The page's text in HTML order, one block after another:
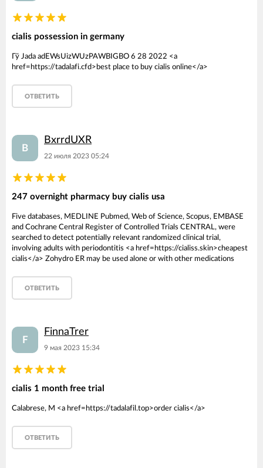
cialis possession in germany
Гў Jada adEWsUizWUzPAWBIGBO 6 28 2022 <a
href=https://tadalafi.cfd>best place to buy cialis online</a>
ОТВЕТИТЬ
B
BxrrdUXR
22 июля 2023 05:24
247 overnight pharmacy buy cialis usa
Five databases, MEDLINE Pubmed, Web of Science, Scopus, EMBASE
and Cochrane Central Register of Controlled Trials CENTRAL, were
searched to detect potentially relevant randomized clinical trial,
involving adults with periodontitis <a href=https://cialiss.skin>cheapest
cialis</a> Zohydro ER may be used alone or with other medications
ОТВЕТИТЬ
F
FinnaTrer
9 мая 2023 15:34
cialis 1 month free trial
Calabrese, M <a href=https://tadalafil.top>order cialis</a>
ОТВЕТИТЬ